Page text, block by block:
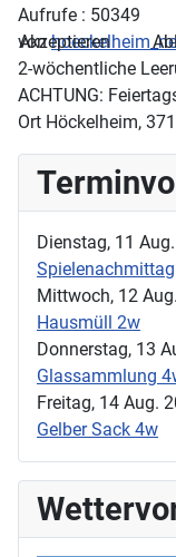
Aufrufe : 50349
von
2-wöchentliche
ACHTUNG:
Ort Höckelheim,
Dienstag, 11
Spielenachmittag
Mittwoch, 12
Hausmüll 2w
Donnerstag, 13
Glassammlung
Freitag, 14 Aug.
Gelber Sack 4w
Akzeptieren